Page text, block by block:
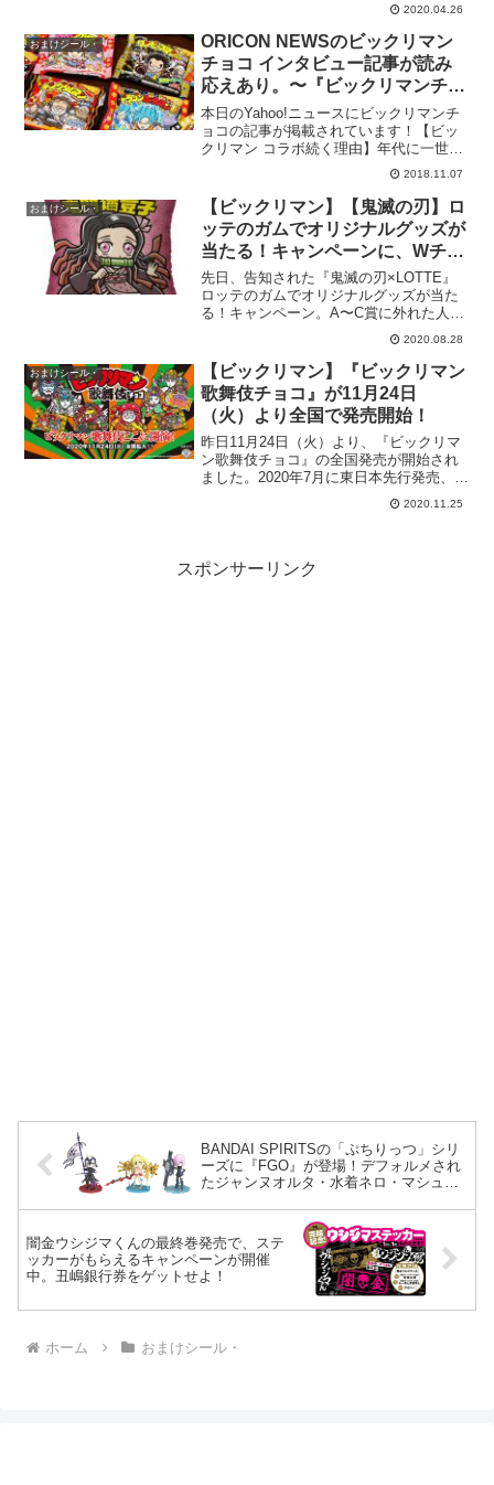
開始されたのは、楽天市場の一部店舗。
■【楽天市場】【6月発売予定】 エヴァッ
クリマンチョ...
2020.04.26
おまけシール・
ORICON NEWSのビックリマン
チョコ インタビュー記事が読み
応えあり。〜『ビックリマンチョ
コ』の元祖“正統シリーズ”は販売
終了も“コラボ商品”続くワケ〜
本日のYahoo!ニュースにビックリマンチ
ョコの記事が掲載されています！【ビッ
クリマン コラボ続く理由】年代に一世を
風靡（ふうび）した「ビックリマンチョ
コ」が近年ではさまざまなキャラやアイ
ドルとコラボしユーザーを喜ばせてい
る。発売元に歴史や...
2018.11.07
おまけシール・
【ビックリマン】【鬼滅の刃】ロ
ッテのガムでオリジナルグッズが
当たる！キャンペーンに、Wチャ
ンス賞「禰豆子の箱型お菓子
BOX」が追加。100/1000の確率
でビックリマンコラボの禰豆子ク
先日、告知された『鬼滅の刃×LOTTE』
ロッテのガムでオリジナルグッズが当た
る！キャンペーン。A〜C賞に外れた人の
中からさらに1000名に当たるWチャンス
賞が追加され、禰豆子の箱型お菓子BOX
が抽選で当たります。中身はロッテのお
菓子詰め合わ...
2020.08.28
おまけシール・
【ビックリマン】『ビックリマン
歌舞伎チョコ』が11月24日
（火）より全国で発売開始！
昨日11月24日（火）より、『ビックリマ
ン歌舞伎チョコ』の全国発売が開始され
ました。2020年7月に東日本先行発売、約
2ヶ月後の9月に中部・近畿地方で発売と
なり、先行発売から4ヶ月経過した今週、
2020.11.25
スポンサーリンク
BANDAI SPIRITSの「ぷちりっつ」シリ
ーズに『FGO』が登場！デフォルメされ
たジャンヌオルタ・水着ネロ・マシュの
闇金ウシジマくんの最終巻発売で、ステ
ッカーがもらえるキャンペーンが開催
中。丑嶋銀行券をゲットせよ！
ホーム おまけシール・